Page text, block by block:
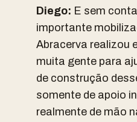
Diego: E sem
importante
Abracerva realizou
muita gente para
de construção
somente de apoio
realmente de mão